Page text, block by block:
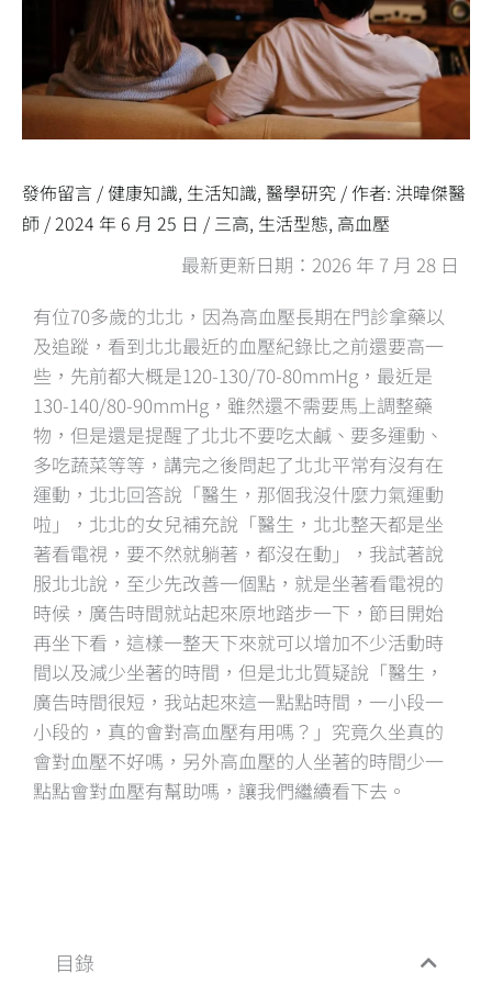
發佈留言 /健康知識, 生活知識, 醫學研究 / 作者: 洪暐傑醫
師 /2024 年 6 月 25 日 / 三高, 生活型態, 高血壓
最新更新日期：2026 年 7 月 28 日
有位70多歲的北北，因為高血壓長期在門診拿藥以
及追蹤，看到北北最近的血壓紀錄比之前還要高一
些，先前都大概是120-130/70-80mmHg，最近是
130-140/80-90mmHg，雖然還不需要馬上調整藥
物，但是還是提醒了北北不要吃太鹹、要多運動、
多吃蔬菜等等，講完之後問起了北北平常有沒有在
運動，北北回答說「醫生，那個我沒什麼力氣運動
啦」，北北的女兒補充說「醫生，北北整天都是坐
著看電視，要不然就躺著，都沒在動」，我試著說
服北北說，至少先改善一個點，就是坐著看電視的
時候，廣告時間就站起來原地踏步一下，節目開始
再坐下看，這樣一整天下來就可以增加不少活動時
間以及減少坐著的時間，但是北北質疑說「醫生，
廣告時間很短，我站起來這一點點時間，一小段一
小段的，真的會對高血壓有用嗎？」究竟久坐真的
會對血壓不好嗎，另外高血壓的人坐著的時間少一
點點會對血壓有幫助嗎，讓我們繼續看下去。
目錄